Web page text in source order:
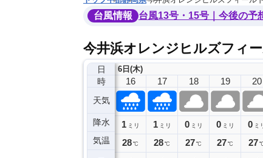
台風情報 台風13号・15号｜今後の予
今井浜オレンジヒルズフィ
日
時
天気
降水
気温
6日(木)
15
0ミリ
29℃
16
1 ミリ
28℃
17
1 ミリ
28℃
18
0 ミリ
27℃
19
0 ミリ
27℃
20
0 ミ
27